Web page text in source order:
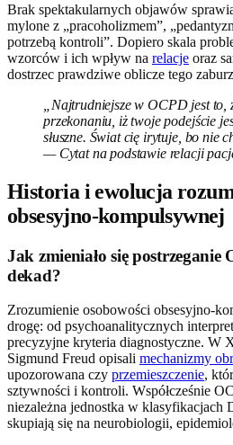
Brak spektakularnych objawów
mylone z „pracoholizmem”,
potrzebą kontroli”. Dopiero skala
wzorców i ich wpływ na relacje oraz
dostrzec prawdziwe oblicze tego
„Najtrudniejsze w OCPD jest to,
przekonaniu, iż twoje podejście
słuszne. Świat cię irytuje, bo nie
— Cytat na podstawie relacji
Historia i ewolucja
obsesyjno-kompulsywnej
Jak zmieniało się postrzeganie
dekad?
Zrozumienie osobowości obsesyjno-
drogę: od psychoanalitycznych
precyzyjne kryteria diagnostyczne. W
Sigmund Freud opisali mechanizmy
upozorowana czy przemieszczenie,
sztywności i kontroli. Współcześnie
niezależna jednostka w klasyfikacjach
skupiają się na neurobiologii,